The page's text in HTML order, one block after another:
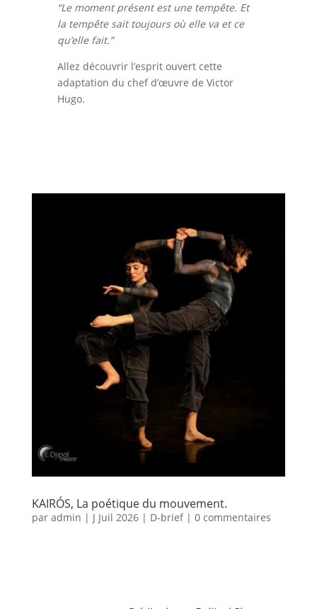
“Le moment présent est une tempête. Et
la tempête sait toujours où elle va et ce
qu’elle fait.”
Allez découvrir l’esprit ouvert cette
adaptation du chef d’œuvre de Victor
Hugo.
KAIRÓS, La poétique du mouvement.
par admin | J Juil 2026| D-brief| 0 commentaires